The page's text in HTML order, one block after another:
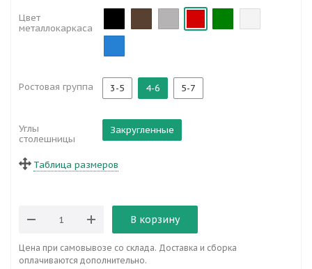
Цвет
металлокаркаса
Ростовая группа 3-5 4-6 5-7
Углы
столешницы
Закругленные
Таблица размеров
В корзину
Цена при самовывозе со склада. Доставка и сборка
оплачиваются дополнительно.